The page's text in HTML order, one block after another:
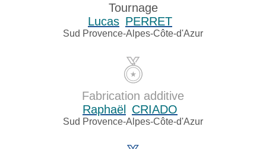
Tournage
Lucas PERRET
Sud Provence-Alpes-Côte-d'Azur
Fabrication additive
Raphaël CRIADO
Sud Provence-Alpes-Côte-d'Azur